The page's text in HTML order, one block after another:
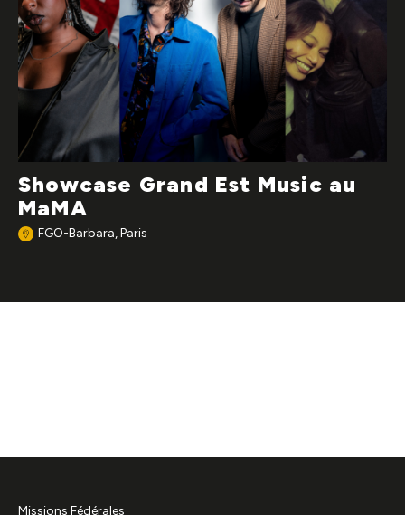
Showcase Grand Est Music au
MaMA
FGO-Barbara, Paris
Missions Fédérales